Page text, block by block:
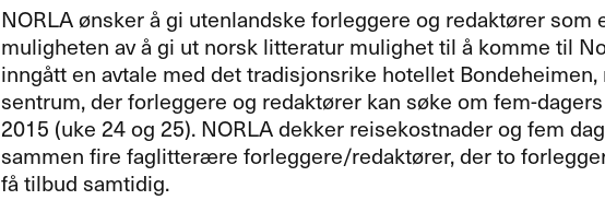
NORLAønsker å gi utenlandske forleggere og redaktører som
muligheten av å gi ut norsk litteratur mulighet til å komme til
inngått en avtale med det tradisjonsrike hotellet
sentrum, der forleggere og redaktører kan søke om fem-
2015 (uke 24 og 25). NORLAdekker reisekostnader og fem
sammen fire faglitterære forleggere/redaktører, der to
få tilbud samtidig.